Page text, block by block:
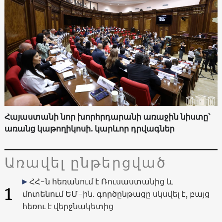
Հայաստանի նոր խորհրդարանի առաջին նիստը՝
առանց կաթողիկոսի. կարևոր դրվագներ
Առավել ընթերցված
1
ՀՀ-ն հեռանում է Ռուսաստանից և
մոտենում ԵՄ-ին. գործընթացը սկսվել է, բայց
հեռու է վերջնակետից